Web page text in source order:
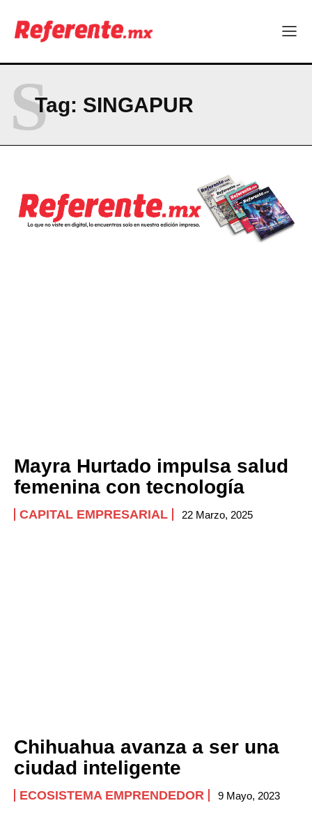
Tag: SINGAPUR
S
Mayra Hurtado impulsa salud
femenina con tecnología
CAPITAL EMPRESARIAL 22 Marzo, 2025
Chihuahua avanza a ser una
ciudad inteligente
ECOSISTEMA EMPRENDEDOR 9 Mayo, 2023